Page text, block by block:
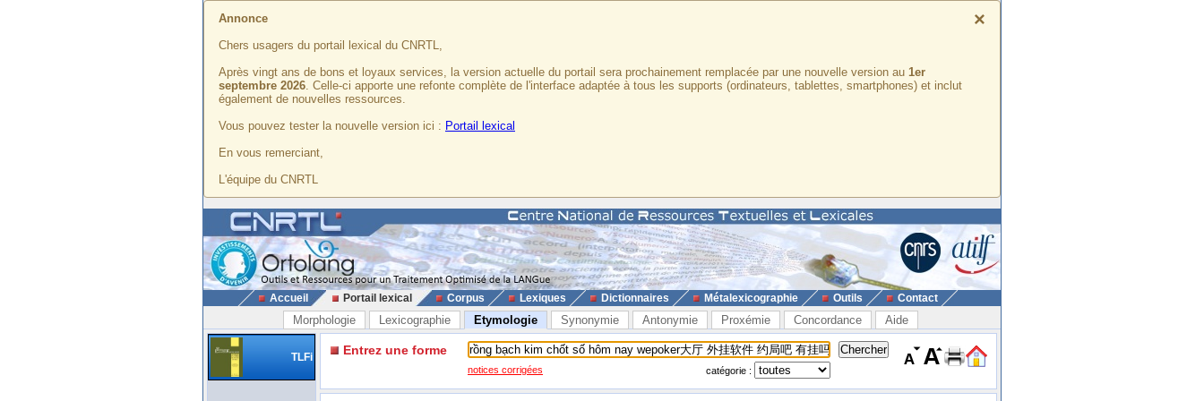
×
Annonce
Chers usagers du portail lexical du CNRTL,
Après vingt ans de bons et loyaux services, la version actuelle du portail sera prochainement remplacée par une nouvelle version au 1er
septembre 2026. Celle-ci apporte une refonte complète de l'interface adaptée à tous les supports (ordinateurs, tablettes, smartphones) et inclut
également de nouvelles ressources.
Vous pouvez tester la nouvelle version ici : Portail lexical
En vous remerciant,
L'équipe du CNRTL
Accueil Portail lexical Corpus Lexiques Dictionnaires Métalexicographie Outils Contact
Morphologie Lexicographie Etymologie Synonymie Antonymie Proxémie Concordance Aide
TLFi Entrez une forme
notices corrigées catégorie :